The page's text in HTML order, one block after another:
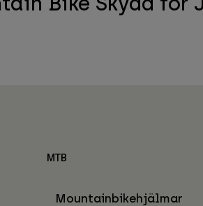
MTB
Mountainbikehjälmar